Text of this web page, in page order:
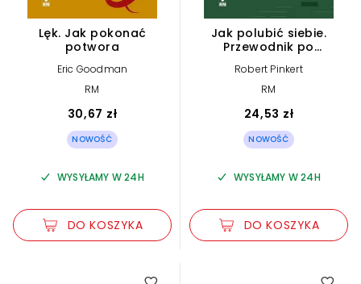
Lęk. Jak pokonać
potwora
Eric Goodman
RM
30,67 zł
NOWOŚĆ
WYSYŁAMY W 24H
DO KOSZYKA
Jak polubić siebie.
Przewodnik po
Robert Pinkert
RM
24,53 zł
NOWOŚĆ
WYSYŁAMY W 24H
DO KOSZYKA